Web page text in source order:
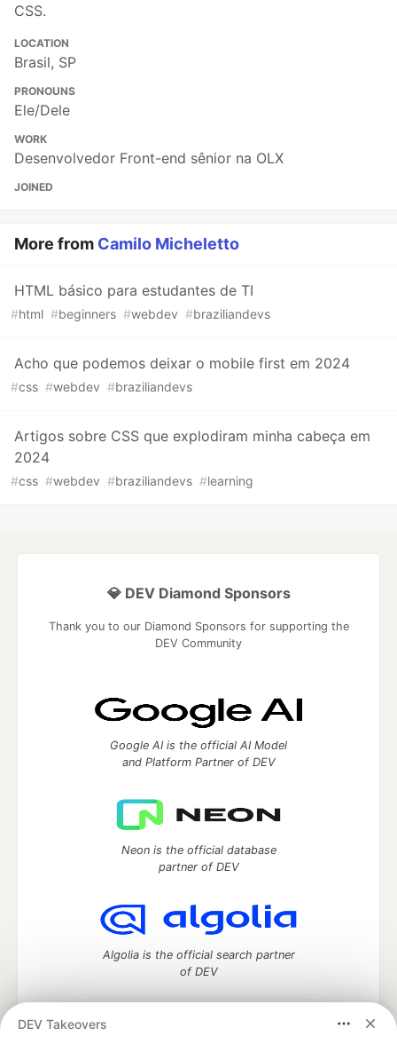
CSS.
LOCATION
Brasil, SP
PRONOUNS
Ele/Dele
WORK
Desenvolvedor Front-end sênior na OLX
JOINED
More from Camilo Micheletto
HTML básico para estudantes de TI
#html #beginners #webdev #braziliandevs
Acho que podemos deixar o mobile first em 2024
#css #webdev #braziliandevs
Artigos sobre CSS que explodiram minha cabeça em
2024
#css #webdev #braziliandevs #learning
DEV Takeovers
💎 DEV Diamond Sponsors
Thank you to our Diamond Sponsors for supporting the
DEV Community
Google AI is the official AI Model
and Platform Partner of DEV
Neon is the official database
partner of DEV
Algolia is the official search partner
of DEV